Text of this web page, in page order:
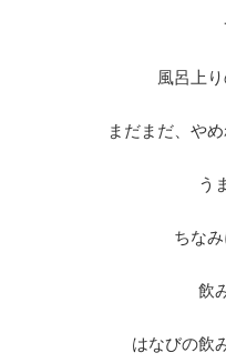
風呂上
まだまだ、や
う
ちな
飲
はなびの飲